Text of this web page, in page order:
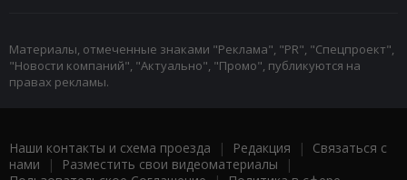
Материалы, отмеченные знаками "Реклама", "PR", "Спецпроект",
"Новости компаний", "Актуально", "Промо", публикуются на
правах рекламы.
Наши контакты и схема проезда | Редакция | Связаться с
нами | Разместить свои видеоматериалы |